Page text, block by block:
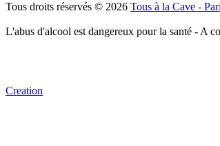
Tous droits réservés © 2026 Tous à la Cave -
L'abus d'alcool est dangereux pour la santé - A
Creation